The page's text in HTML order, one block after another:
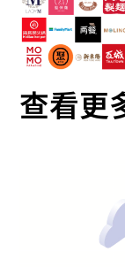
查看更